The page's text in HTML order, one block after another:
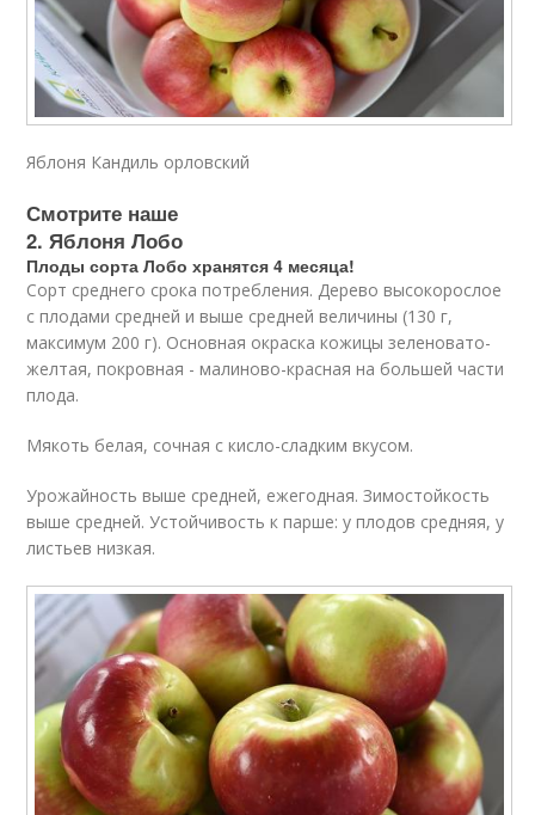
Яблоня Кандиль орловский
Смотрите наше
2. Яблоня Лобо
Плоды сорта Лобо хранятся 4 месяца!
Сорт среднего срока потребления. Дерево высокорослое
с плодами средней и выше средней величины (130 г,
максимум 200 г). Основная окраска кожицы зеленовато-
желтая, покровная - малиново-красная на большей части
плода.
Мякоть белая, сочная с кисло-сладким вкусом.
Урожайность выше средней, ежегодная. Зимостойкость
выше средней. Устойчивость к парше: у плодов средняя, у
листьев низкая.